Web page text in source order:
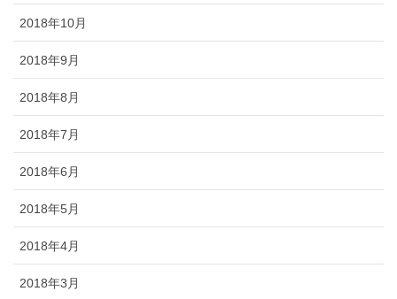
2018年10月
2018年9月
2018年8月
2018年7月
2018年6月
2018年5月
2018年4月
2018年3月